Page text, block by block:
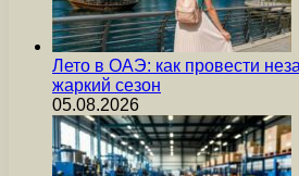
Лето в ОАЭ: как провести
жаркий сезон
05.08.2026